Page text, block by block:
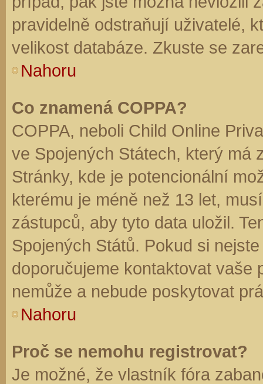
pravidelně odstraňují uživatelé,
velikost databáze. Zkuste se
Nahoru
Co znamená COPPA?
COPPA, neboli Child Online
ve Spojených Státech, který má
Stránky, kde je potencionální
kterému je méně než 13 let,
zástupců, aby tyto data uložil.
Spojených Států. Pokud si
doporučujeme kontaktovat vaše
nemůže a nebude poskytovat
Nahoru
Proč se nemohu registrovat?
Je možné, že vlastník fóra